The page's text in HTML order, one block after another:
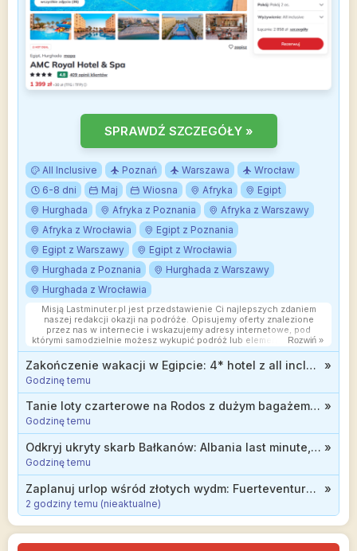
SPRAWDŹ SZCZEGÓŁY »
All Inclusive Poznań Warszawa
Wrocław
6-8 dni
Maj Wiosna Afryka
Egipt
Hurghada
Afryka z Poznania
Afryka z Warszawy
Afryka z Wrocławia
Egipt z Poznania
Egipt z Warszawy
Egipt z Wrocławia
Hurghada z Poznania
Hurghada z Warszawy
Hurghada z Wrocławia
Misją Lastminuter.pl jest przedstawienie Ci najlepszych zdaniem
naszej redakcji okazji na podróże. Opisujemy oferty znalezione
przez nas w internecie i wskazujemy adresy internetowe, pod
którymi samodzielnie możesz wykupić podróż lub elementy podróży.
Ceny w artykułach są aktualne w chwili publikacji. Możemy
otrzymywać wynagrodzenie od partnerów handlowych, do których
Cię przekierowujemy. Nie ma to wpływu na cenę Twojej wycieczki.
Rozwiń »
Zakończenie wakacji w Egipcie: 4* hotel z all inclusive od 2499 zł »
Godzinę temu
Tanie loty czarterowe na Rodos z dużym bagażem od 299 zł »
Godzinę temu
Odkryj ukryty skarb Bałkanów: Albania last minute, 3* hotel z wyżywieniem od 2244 zł »
Godzinę temu
Zaplanuj urlop wśród złotych wydm: Fuerteventura, 3* hotel z all inclusive od 1237 zł »
2 godziny temu (nieaktualne)